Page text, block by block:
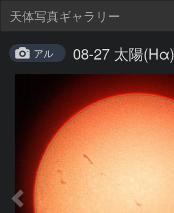
天体写真ギャラリー
アル 08-27 太陽(Hα)